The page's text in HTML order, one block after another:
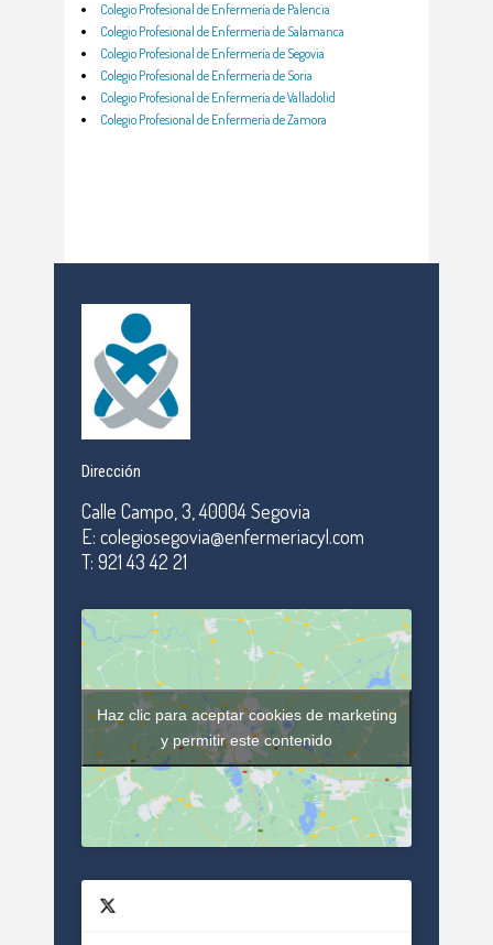
Colegio Profesional de Enfermería de Palencia
Colegio Profesional de Enfermería de Salamanca
Colegio Profesional de Enfermería de Segovia
Colegio Profesional de Enfermería de Soria
Colegio Profesional de Enfermería de Valladolid
Colegio Profesional de Enfermería de Zamora
Dirección
Calle Campo, 3, 40004 Segovia
E: colegiosegovia@enfermeriacyl.com
T: 921 43 42 21
Haz clic para aceptar cookies de marketing
y permitir este contenido